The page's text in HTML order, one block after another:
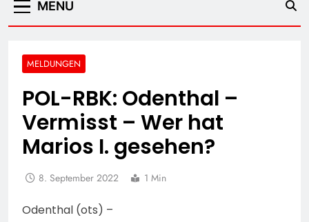
MENU
MELDUNGEN
POL-RBK: Odenthal –
Vermisst – Wer hat
Marios I. gesehen?
8. September 2022 1 Min
Odenthal (ots) –